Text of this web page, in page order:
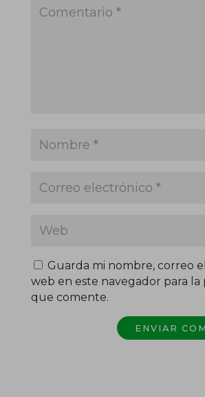
Guarda mi nombre, correo
web en este navegador para la
que comente.